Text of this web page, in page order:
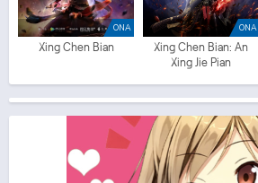
ONA
Xing Chen Bian
ONA
Xing Chen Bian: An
Xing Jie Pian